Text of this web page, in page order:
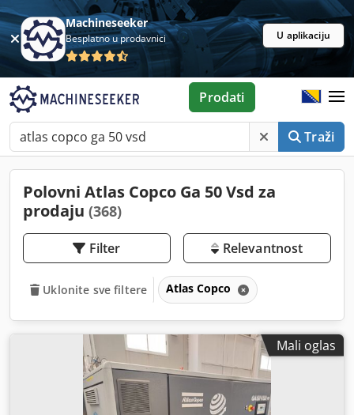
Machineseeker
Besplatno u prodavnici U aplikaciju
Traži
Prodati
Polovni Atlas Copco Ga 50 Vsd za
prodaju (368)
Filter Relevantnost
Uklonite sve filtere Atlas Copco
Mali oglas